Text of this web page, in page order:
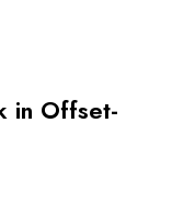
in Offset-